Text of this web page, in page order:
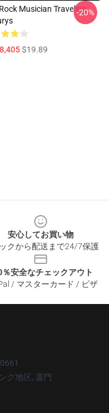
Musician Traveling
$19.89
-20%
安心してお買い物
クから配送まで24/7保護
％安全なチェックアウト
/ マスターカード / ビザ
グ地区, 厦門